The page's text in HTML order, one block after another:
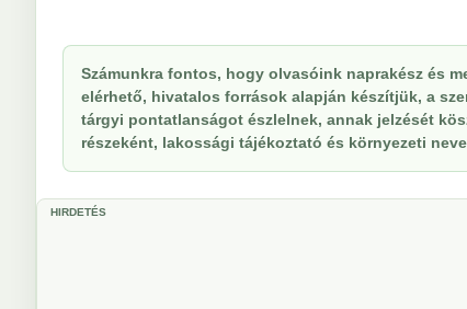
Számunkra fontos, hogy olvasóink naprakész és
elérhető, hivatalos források alapján készítjük, a
tárgyi pontatlanságot észlelnek, annak jelzését
részeként, lakossági tájékoztató és környezeti
HIRDETÉS